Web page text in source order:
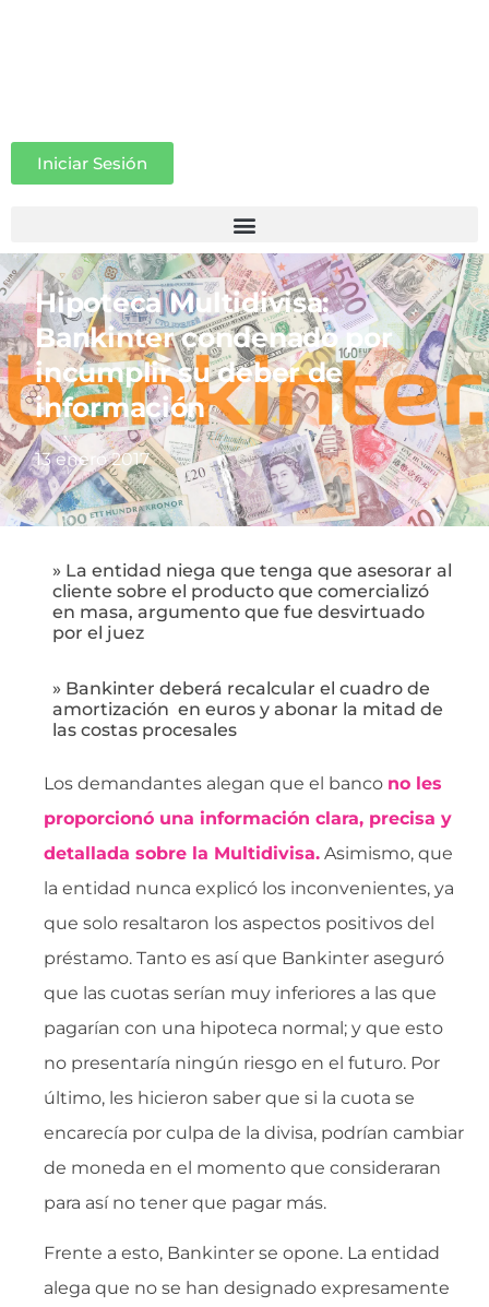
Iniciar Sesión
Hipoteca Multidivisa:
Bankinter condenado por
incumplir su deber de
información
13 enero 2017
» La entidad niega que tenga que asesorar al
cliente sobre el producto que comercializó
en masa, argumento que fue desvirtuado
por el juez
» Bankinter deberá recalcular el cuadro de
amortización en euros y abonar la mitad de
las costas procesales
Los demandantes alegan que el banco no les
proporcionó una información clara, precisa y
detallada sobre la Multidivisa. Asimismo, que
la entidad nunca explicó los inconvenientes, ya
que solo resaltaron los aspectos positivos del
préstamo. Tanto es así que Bankinter aseguró
que las cuotas serían muy inferiores a las que
pagarían con una hipoteca normal; y que esto
no presentaría ningún riesgo en el futuro. Por
último, les hicieron saber que si la cuota se
encarecía por culpa de la divisa, podrían cambiar
de moneda en el momento que consideraran
para así no tener que pagar más.
Frente a esto, Bankinter se opone. La entidad
alega que no se han designado expresamente